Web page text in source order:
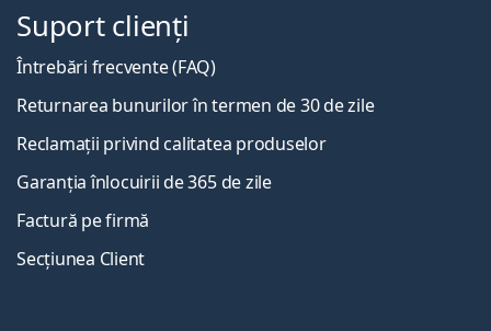
Suport clienți
Întrebări frecvente (FAQ)
Returnarea bunurilor în termen de 30 de zile
Reclamații privind calitatea produselor
Garanția înlocuirii de 365 de zile
Factură pe firmă
Secțiunea Client